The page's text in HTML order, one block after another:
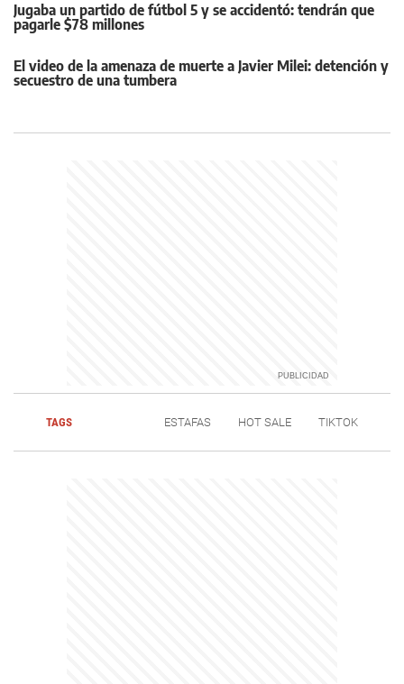
Jugaba un partido de fútbol 5 y se accidentó: tendrán que
pagarle $78 millones
El video de la amenaza de muerte a Javier Milei: detención y
secuestro de una tumbera
TAGS ESTAFAS HOT SALE TIKTOK